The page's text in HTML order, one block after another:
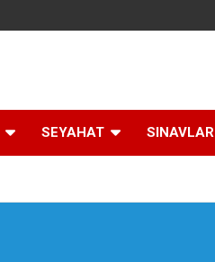
SEYAHAT SINAVLAR